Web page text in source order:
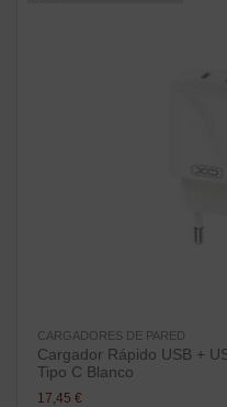
CARGADORES DE PARED
Cargador Rápido USB +
Tipo C Blanco
17,45 €